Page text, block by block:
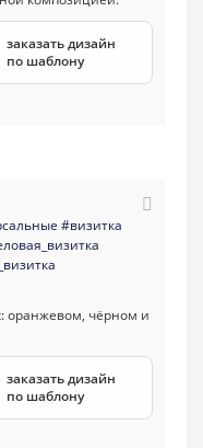
заказать дизайн
по шаблону
#визитка
заказать дизайн
по шаблону